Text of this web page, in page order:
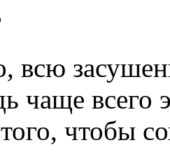
всю
чаще всего
чтобы